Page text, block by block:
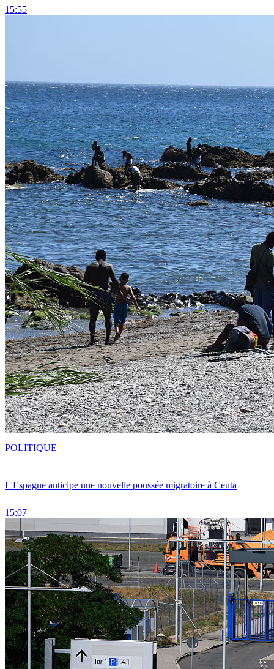
15:55
L'Espagne anticipe une nouvelle poussée migratoire à Ceuta
15:07
POLITIQUE